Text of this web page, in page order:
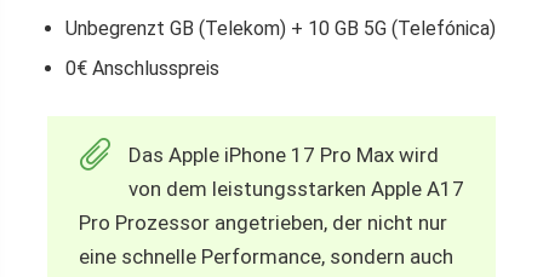
Unbegrenzt GB (Telekom) + 10 GB 5G (Telefónica)
0€ Anschlusspreis
Das Apple iPhone 17 Pro Max wird
von dem leistungsstarken Apple A17
Pro Prozessor angetrieben, der nicht nur
eine schnelle Performance, sondern auch